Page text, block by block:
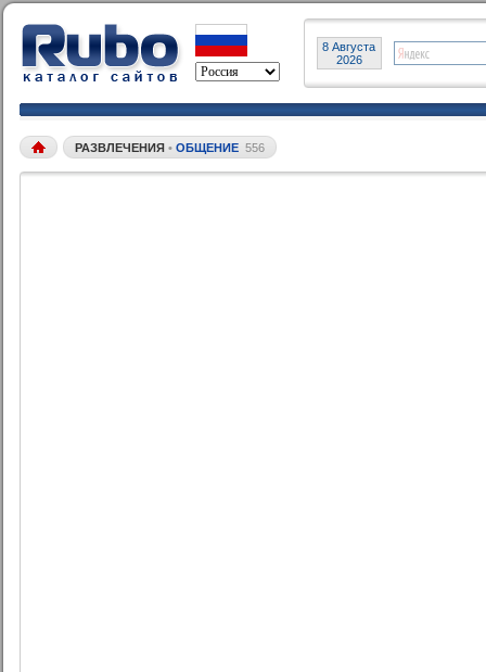
8 Августа
2026
РАЗВЛЕЧЕНИЯ • ОБЩЕНИЕ 556